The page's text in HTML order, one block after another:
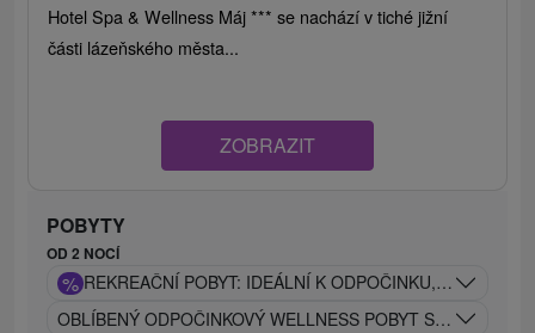
Hotel Spa & Wellness Máj *** se nachází v tiché jižní
části lázeňského města...
ZOBRAZIT
POBYTY
OD 2 NOCÍ
% REKREAČNÍ POBYT: IDEÁLNÍ K ODPOČINKU,
OBLÍBENÝ ODPOČINKOVÝ WELLNESS POBYT S